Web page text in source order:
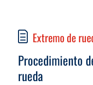
Extremo de
Procedimiento
rueda